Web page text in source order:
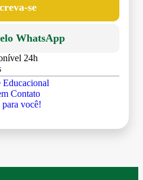
se
WhatsApp
24h
Educacional
Contato
você!